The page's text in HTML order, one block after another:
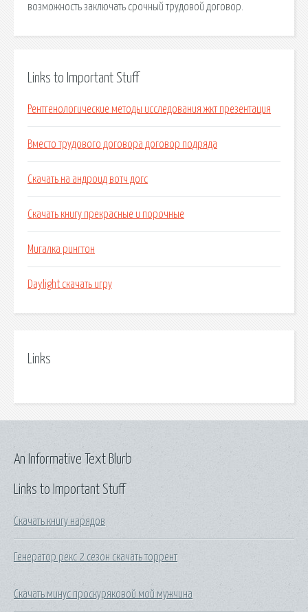
возможность заключать срочный трудовой договор.
Links to Important Stuff
Рентгенологические методы исследования жкт презентация
Вместо трудового договора договор подряда
Скачать на андроид вотч догс
Скачать книгу прекрасные и порочные
Мигалка рингтон
Daylight скачать игру
Links
Links to Important Stuff
Скачать книгу нарядов
Генератор рекс 2 сезон скачать торрент
Скачать минус проскуряковой мой мужчина
An Informative Text Blurb